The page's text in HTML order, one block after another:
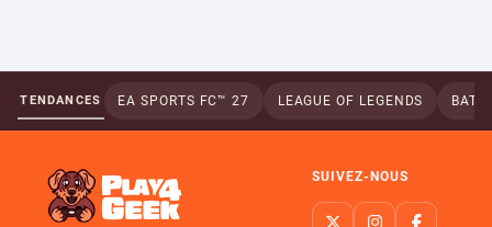
TENDANCES EA SPORTS FC™ 27 LEAGUE OF LEGENDS
SUIVEZ-NOUS